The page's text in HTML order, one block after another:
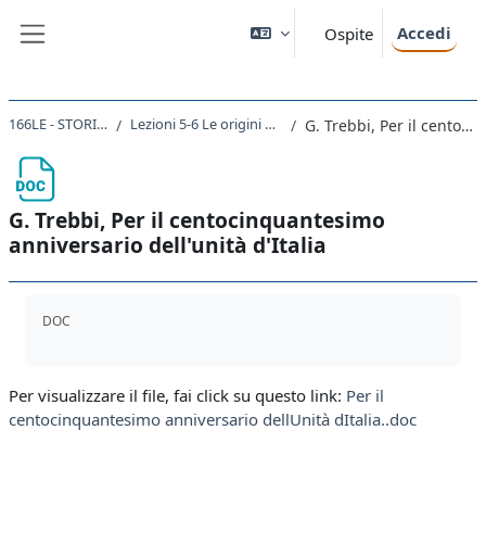
Ospite Accedi
166LE - STORIA DEL RISORGIMENTO 2021 Lezioni 5-6 Le origini del liberalismo moderno in Francia e in Italia. La Francia della restaurazione G. Trebbi, Per il centocinquantesimo anniversario dell'unità d'Italia
G. Trebbi, Per il centocinquantesimo
anniversario dell'unità d'Italia
DOC
Per visualizzare il file, fai click su questo link: Per il
centocinquantesimo anniversario dellUnità dItalia..doc